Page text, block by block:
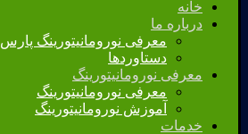
خانه
درباره ما
معرفی نورومانیتورینگ پارس
دستاوردها
معرفی نورومانیتورینگ
معرفی نورومانیتورینگ
آموزش نورومانیتورینگ
خدمات